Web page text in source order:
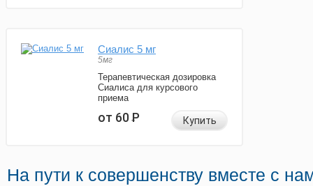
Сиалис 5 мг
5мг
Терапевтическая дозировка
Сиалиса для курсового
приема
от 60Р Купить
На пути к совершенству вместе с